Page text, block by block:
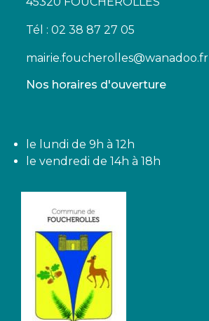
Tél : 02 38 87 27 05
mairie.foucherolles@wanadoo.fr
Nos horaires d'ouverture
le lundi de 9h à 12h
le vendredi de 14h à 18h